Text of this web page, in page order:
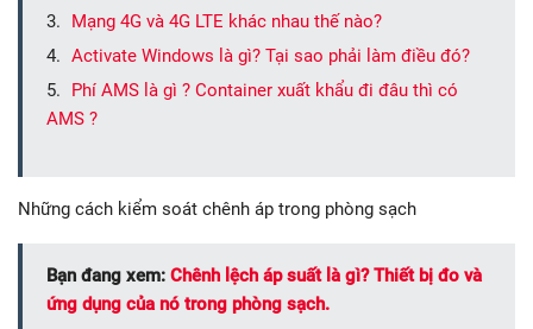
Mạng 4G và 4G LTE khác nhau thế nào?
Activate Windows là gì? Tại sao phải làm điều đó?
Phí AMS là gì ? Container xuất khẩu đi đâu thì có
AMS ?
Những cách kiểm soát chênh áp trong phòng sạch
Bạn đang xem: Chênh lệch áp suất là gì? Thiết bị đo và
ứng dụng của nó trong phòng sạch.